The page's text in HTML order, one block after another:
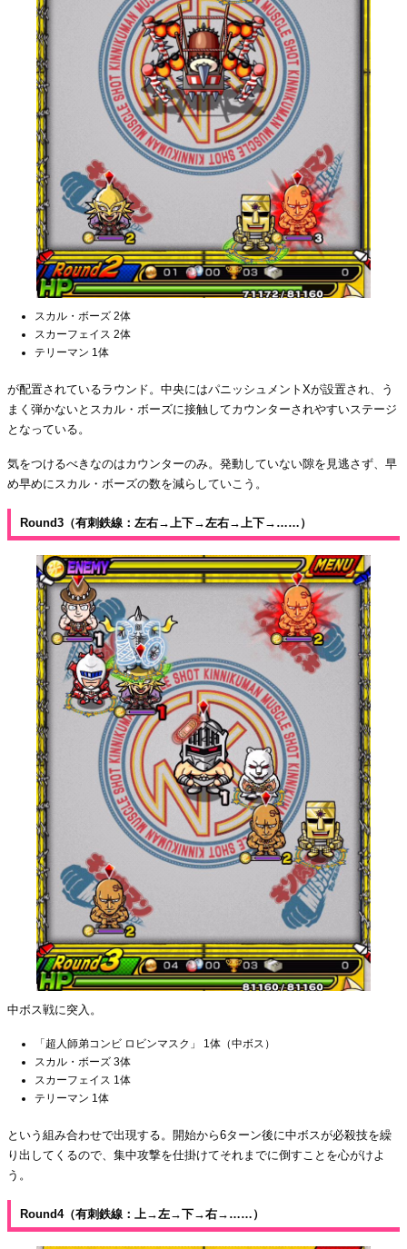
スカル・ボーズ 2体
スカーフェイス 2体
テリーマン 1体
が配置されているラウンド。中央にはパニッシュメントXが設置され、う
まく弾かないとスカル・ボーズに接触してカウンターされやすいステージ
となっている。
気をつけるべきなのはカウンターのみ。発動していない隙を見逃さず、早
め早めにスカル・ボーズの数を減らしていこう。
Round3（有刺鉄線：左右→上下→左右→上下→……）
中ボス戦に突入。
「超人師弟コンビ ロビンマスク」 1体（中ボス）
スカル・ボーズ 3体
スカーフェイス 1体
テリーマン 1体
という組み合わせで出現する。開始から6ターン後に中ボスが必殺技を繰
り出してくるので、集中攻撃を仕掛けてそれまでに倒すことを心がけよ
う。
Round4（有刺鉄線：上→左→下→右→……）